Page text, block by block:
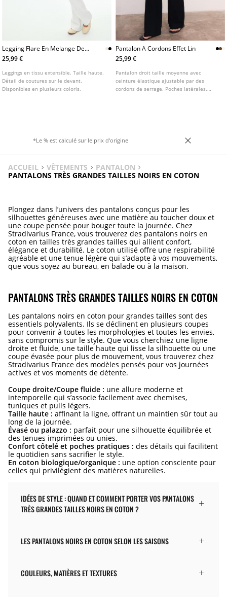
Legging Flare En Melange De
Coton A Coutures
25,99 €
Leggings en tissu extensible. Taille haute.
Détail de coutures sur le devant.
Disponibles en plusieurs coloris.
Pantalon A Cordons Effet Lin
25,99 €
Pantalon droit taille moyenne avec
ceinture élastique ajustable par des
cordons de serrage. Poches latérales.
*Le % est calculé sur le prix d'origine
ACCUEIL VÊTEMENTS
PANTALON
PANTALONS TRÈS GRANDES TAILLES NOIRS EN COTON
Plongez dans l’univers des pantalons conçus pour les
silhouettes généreuses avec une matière au toucher doux et
une coupe pensée pour bouger toute la journée. Chez
Stradivarius France, vous trouverez des pantalons noirs en
coton en tailles très grandes tailles qui allient confort,
élégance et durabilité. Le coton utilisé offre une respirabilité
agréable et une tenue légère qui s’adapte à vos mouvements,
que vous soyez au bureau, en balade ou à la maison.
PANTALONS TRÈS GRANDES TAILLES NOIRS EN COTON
Les pantalons noirs en coton pour grandes tailles sont des
essentiels polyvalents. Ils se déclinent en plusieurs coupes
pour convenir à toutes les morphologies et toutes les envies,
sans compromis sur le style. Que vous cherchiez une ligne
droite et fluide, une taille haute qui lisse la silhouette ou une
coupe évasée pour plus de mouvement, vous trouverez chez
Stradivarius France des modèles pensés pour vos journées
actives et vos moments de détente.
Coupe droite/Coupe fluide : une allure moderne et
intemporelle qui s’associe facilement avec chemises,
tuniques et pulls légers.
Taille haute : affinant la ligne, offrant un maintien sûr tout au
long de la journée.
Évasé ou palazzo : parfait pour une silhouette équilibrée et
des tenues imprimées ou unies.
Confort côtelé et poches pratiques : des détails qui facilitent
le quotidien sans sacrifier le style.
En coton biologique/organique : une option consciente pour
celles qui privilégient des matières naturelles.
IDÉES DE STYLE : QUAND ET COMMENT PORTER VOS PANTALONS
TRÈS GRANDES TAILLES NOIRS EN COTON ?
LES PANTALONS NOIRS EN COTON SELON LES SAISONS
COULEURS, MATIÈRES ET TEXTURES